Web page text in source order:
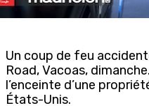
Un coup de feu
Road, Vacoas,
l’enceinte d’une
États-Unis.